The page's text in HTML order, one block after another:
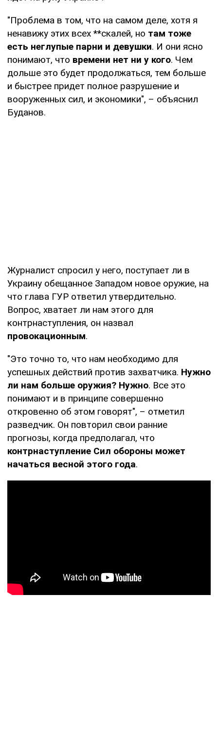
"Проблема в том, что на самом деле, хотя я
ненавижу этих всех **скалей, но там тоже
есть неглупые парни и девушки. И они ясно
понимают, что времени нет ни у кого. Чем
дольше это будет продолжаться, тем больше
и быстрее придет полное разрушение и
вооруженных сил, и экономики", – объяснил
Буданов.
Журналист спросил у него, поступает ли в
Украину обещанное Западом новое оружие, на
что глава ГУР ответил утвердительно.
Вопрос, хватает ли нам этого для
контрнаступления, он назвал
провокационным.
"Это точно то, что нам необходимо для
успешных действий против захватчика. Нужно
ли нам больше оружия? Нужно. Все это
понимают и в принципе совершенно
откровенно об этом говорят", – отметил
разведчик. Он повторил свои ранние
прогнозы, когда предполагал, что
контрнаступление Сил обороны может
начаться весной этого года.